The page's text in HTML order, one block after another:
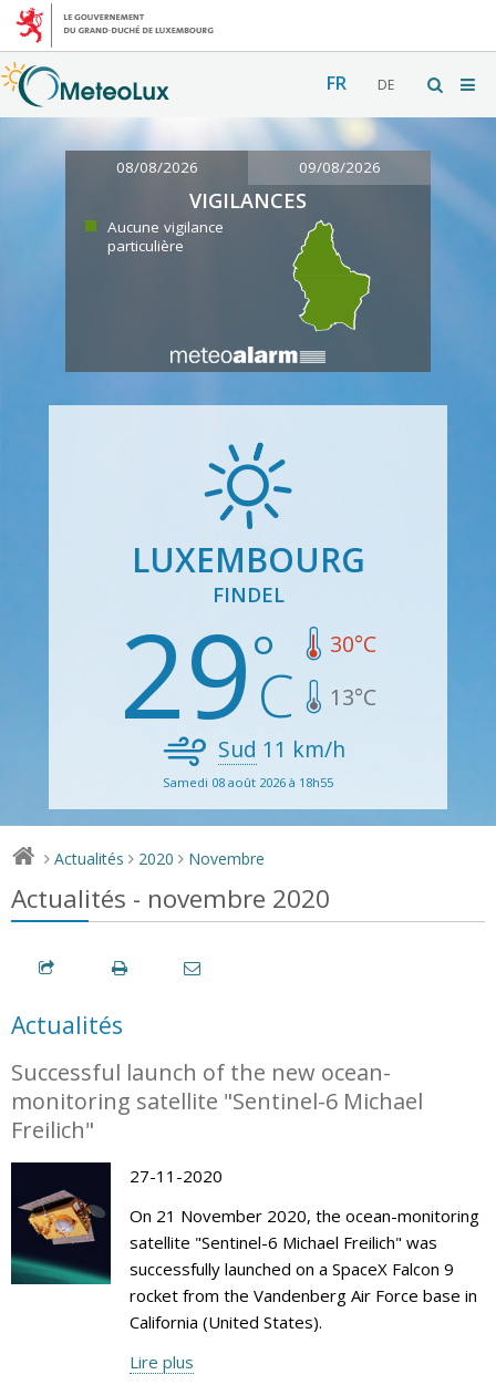
FR DE
08/08/2026 09/08/2026
VIGILANCES
Aucune vigilance
particulière
LUXEMBOURG
FINDEL
29 30°C
13°C
Sud 11 km/h
Samedi 08 août 2026 à 18h55
> Actualités > 2020 > Novembre
Actualités - novembre 2020
Actualités
Successful launch of the new ocean-
monitoring satellite "Sentinel-6 Michael
Freilich"
27-11-2020
On 21 November 2020, the ocean-monitoring
satellite "Sentinel-6 Michael Freilich" was
successfully launched on a SpaceX Falcon 9
rocket from the Vandenberg Air Force base in
California (United States).
Lire plus